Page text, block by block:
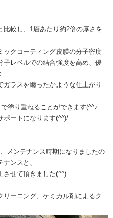
較し、1層あたり約2倍の厚さを
ックコーティング皮膜の分子密度
子レベルでの結合強度を高め、優
ラスを纏ったかような仕上がり
塗り重ねることができます(^^♪
ポートになります(^^)/
メンテナンス時期になりましたの
ンスと、
させて頂きました(^^)
リーニング、ケミカル剤によるク